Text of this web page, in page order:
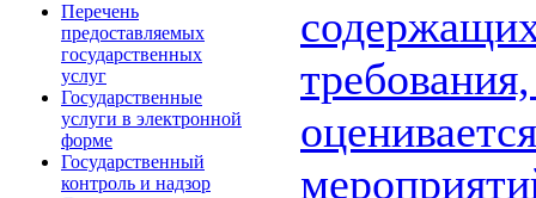
Перечень
предоставляемых
государственных
услуг
Государственные
услуги в электронной
форме
Государственный
контроль и надзор